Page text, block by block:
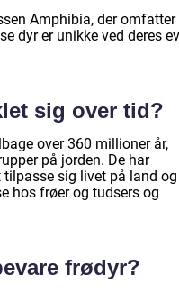
Amphibia, der omfatter
dyr er unikke ved deres
sig over tid?
over 360 millioner år,
på jorden. De har
sig livet på land
hos frøer og tudsers og
frødyr?